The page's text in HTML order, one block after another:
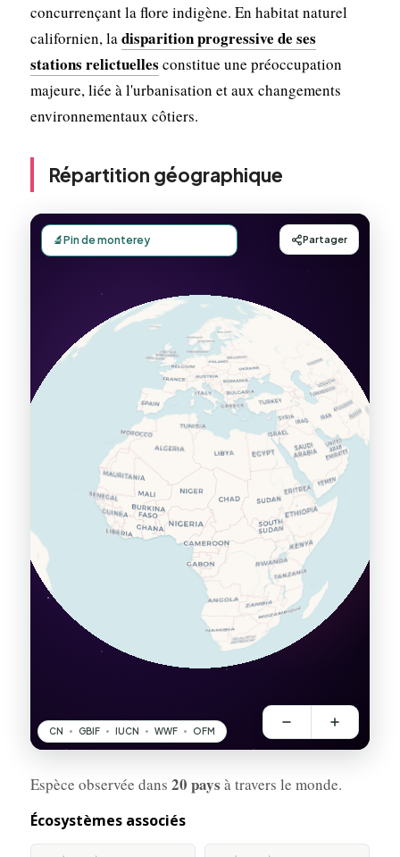
concurrençant la flore indigène. En habitat naturel
californien, ladisparition progressive de ses
stations relictuelles constitue une préoccupation
majeure, liée à l'urbanisation et aux changements
environnementaux côtiers.
Répartition géographique
Espèce observée dans 20 pays à travers le monde.
Écosystèmes associés